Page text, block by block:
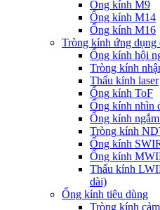
Ống kính M9
Ống kính M14
Ống kính M16
Tròng kính ứng dụng
Ống kính hội
Tròng kính
Thấu kính laser
Ống kính ToF
Ống kính nhìn
Ống kính
Tròng kính
Ống kính
Ống kính
Thấu kính
dài)
Ống kính tiêu dùng
Tròng kính